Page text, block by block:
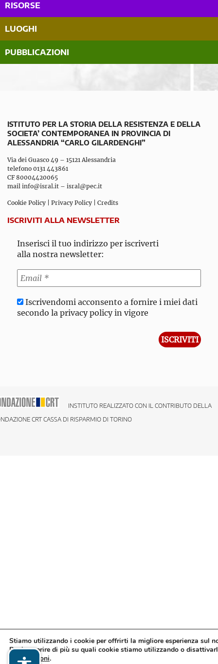
RISORSE
LUOGHI
PUBBLICAZIONI
ISTITUTO PER LA STORIA DELLA RESISTENZA E DELLA
SOCIETA’ CONTEMPORANEA IN PROVINCIA DI
ALESSANDRIA “CARLO GILARDENGHI”
Via dei Guasco 49 – 15121 Alessandria
telefono 0131 443861
CF 80004420065
mail info@isral.it – isral@pec.it
Cookie Policy Privacy Policy Credits
ISCRIVITI ALLA NEWSLETTER
Inserisci il tuo indirizzo per iscriverti
alla nostra newsletter:
Iscrivendomi acconsento a fornire i miei dati
secondo la privacy policy in vigore
INSTITUTO REALIZZATO CON IL CONTRIBUTO DELLA
CRT CASSA DI RISPARMIO DI TORINO
Stiamo utilizzando i cookie per offrirti la migliore esperienza sul
Puoi scoprire di più su quali cookie stiamo utilizzando o
impostazioni.